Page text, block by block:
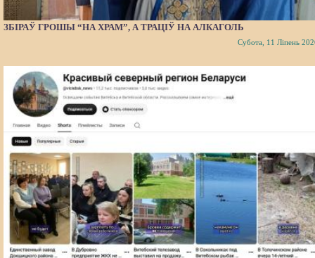
ЗБІРАЎ ГРОШЫ “НА ХРАМ”, А ТРАЦІЎ НА АЛКАГОЛЬ
Субота, 11 Ліпень